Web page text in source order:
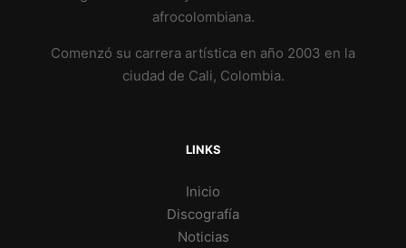
afrocolombiana.
Comenzó su carrera artística en año 2003 en la
ciudad de Cali, Colombia.
LINKS
Inicio
Discografía
Noticias